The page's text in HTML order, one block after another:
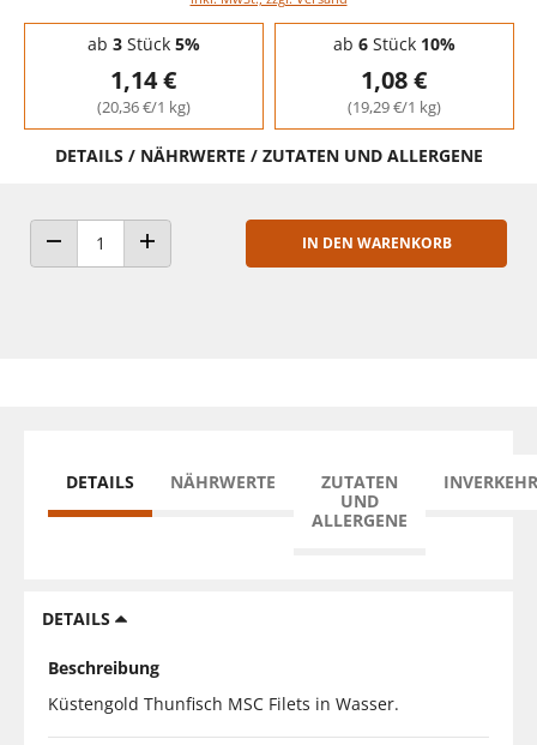
Staffelpreise - Mengenrabatt
ab 3Stück 5%
1,14 €
(20,36 €/1 kg)
ab 6Stück 10%
1,08 €
(19,29 €/1 kg)
DETAILS / NÄHRWERTE / ZUTATEN UND ALLERGENE
ANZAHL VERRINGERNANZAHL ERHÖHEN
IN DEN WARENKORB
DETAILS NÄHRWERTE
ZUTATEN
UND
ALLERGENE
DETAILS
Beschreibung
Küstengold Thunfisch MSC Filets in Wasser.